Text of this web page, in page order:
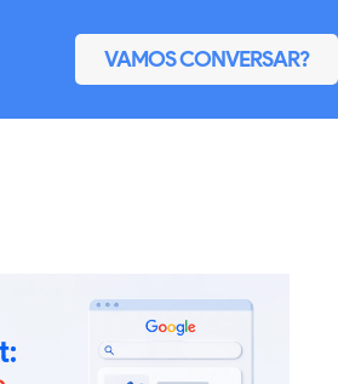
VAMOS CONVERSAR?